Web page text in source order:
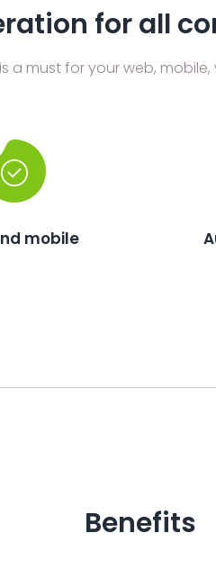
for all
a must for your web,
mobile
Benefits